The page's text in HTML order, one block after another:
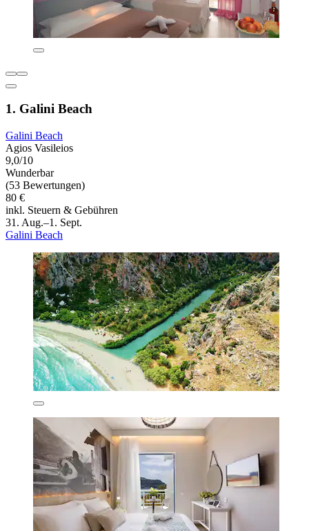
1. Galini Beach
Galini Beach
Agios Vasileios
9,0/10
Wunderbar
(53 Bewertungen)
80 €
inkl. Steuern & Gebühren
31. Aug.–1. Sept.
Galini Beach